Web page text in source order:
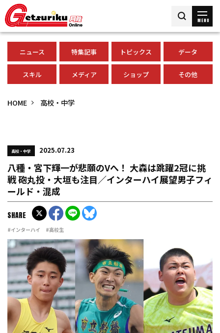
MENU
ニュース 特集記事 トピックス データ
スキル メディア ショップ その他
HOME 高校・中学
高校・中学 2025.07.23
八種・宮下輝一が悲願のVへ！ 大森は跳躍2冠に挑
戦 砲丸投・大垣も注目／インターハイ展望男子フィ
ールド・混成
#インターハイ #高校生
SHARE